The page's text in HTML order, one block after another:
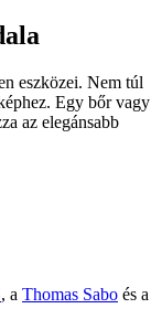
eszközei. Nem túl
Egy bőr vagy
az elegánsabb
, a Thomas Sabo és a